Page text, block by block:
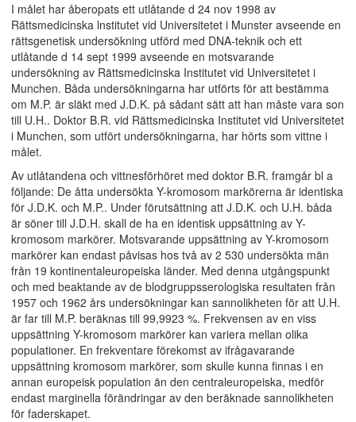
I målet har åberopats ett utlåtande d 24 nov 1998 av
Rättsmedicinska lnstitutet vid Universitetet i Munster avseende en
rättsgenetisk undersökning utförd med DNA-teknik och ett
utlåtande d 14 sept 1999 avseende en motsvarande
undersökning av Rättsmedicinska Institutet vid Universitetet i
Munchen. Båda undersökningarna har utförts för att bestämma
om M.P. är släkt med J.D.K. på sådant sätt att han måste vara son
till U.H.. Doktor B.R. vid Rättsmedicinska Institutet vid Universitetet
i Munchen, som utfört undersökningarna, har hörts som vittne i
målet.
Av utlåtandena och vittnesförhöret med doktor B.R. framgår bl a
följande: De åtta undersökta Y-kromosom markörerna är identiska
för J.D.K. och M.P.. Under förutsättning att J.D.K. och U.H. båda
är söner till J.D.H. skall de ha en identisk uppsättning av Y-
kromosom markörer. Motsvarande uppsättning av Y-kromosom
markörer kan endast påvisas hos två av 2 530 undersökta män
från 19 kontinentaleuropeiska länder. Med denna utgångspunkt
och med beaktande av de blodgruppsserologiska resultaten från
1957 och 1962 års undersökningar kan sannolikheten för att U.H.
är far till M.P. beräknas till 99,9923 %. Frekvensen av en viss
uppsättning Y-kromosom markörer kan variera mellan olika
populationer. En frekventare förekomst av ifrågavarande
uppsättning kromosom markörer, som skulle kunna finnas i en
annan europeisk population än den centraleuropeiska, medför
endast marginella förändringar av den beräknade sannolikheten
för faderskapet.